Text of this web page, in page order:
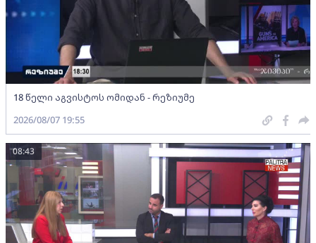
18 წელი აგვისტოს ომიდან - რეზიუმე
2026/08/07 19:55
08:43